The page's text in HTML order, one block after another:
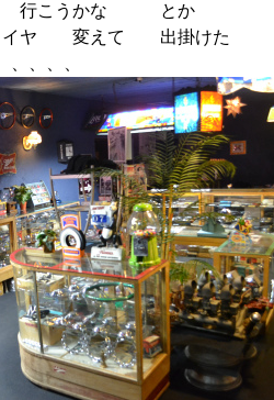
行こうかな とか
ヤ 変えて 出掛けた
、、、、